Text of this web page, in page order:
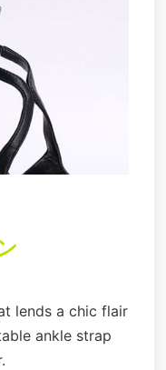
lends a chic flair
ankle strap